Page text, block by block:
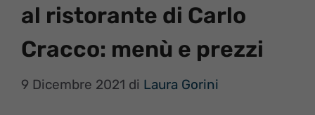
al ristorante di Carlo
Cracco: menù e prezzi
9 Dicembre 2021 di Laura Gorini